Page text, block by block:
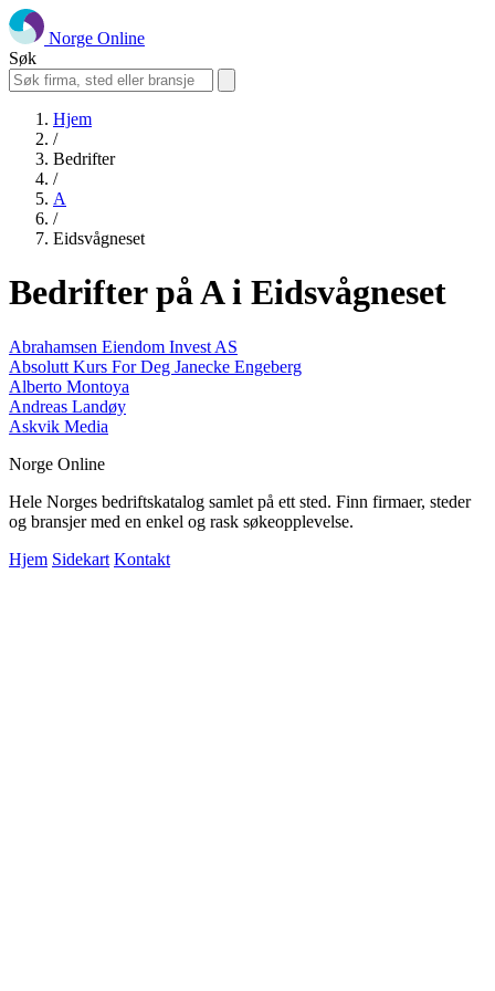
Norge Online
Søk
Hjem
/
Bedrifter
/
A
/
Eidsvågneset
Bedrifter på A i Eidsvågneset
Abrahamsen Eiendom Invest AS
Absolutt Kurs For Deg Janecke Engeberg
Alberto Montoya
Andreas Landøy
Askvik Media
Norge Online
Hele Norges bedriftskatalog samlet på ett sted. Finn firmaer, steder
og bransjer med en enkel og rask søkeopplevelse.
Hjem Sidekart Kontakt